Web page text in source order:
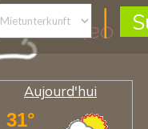
Meteo
Aujourd'hui